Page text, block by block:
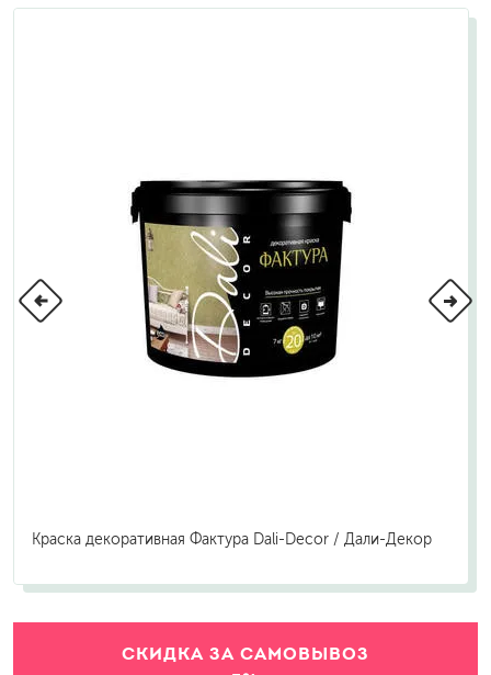
Краска декоративная Фактура Dali-Decor / Дали-Декор
СКИДКА ЗА САМОВЫВОЗ